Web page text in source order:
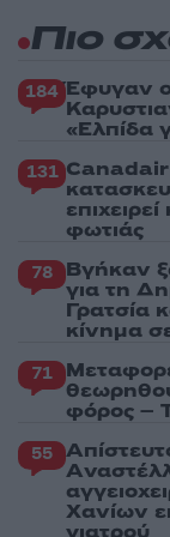
Πιο
184 Έφυγαν
«Ελπίδα
131 Canadair
φωτιάς
78 Βγήκαν
για τη
Γρατσία
κίνημα
71
φόρος –
55
Χανίων